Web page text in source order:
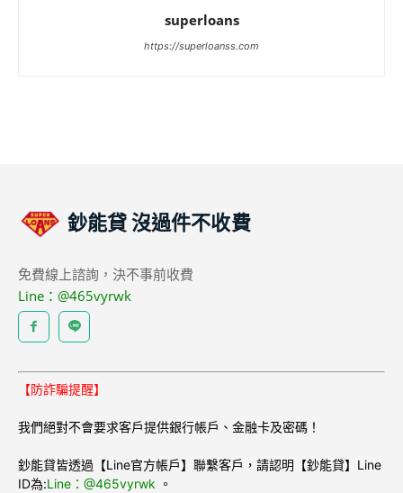
superloans
https://superloanss.com
鈔能貸沒過件不收費
免費線上諮詢，決不事前收費
Line：@465vyrwk
【防詐騙提醒】
我們絕對不會要求客戶提供銀行帳戶、金融卡及密碼！
鈔能貸皆透過【Line官方帳戶】聯繫客戶，請認明【鈔能貸】Line
ID為:Line：@465vyrwk 。